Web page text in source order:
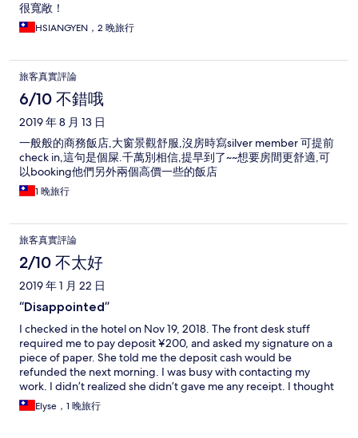
Never again this hotel.
很寬敞！
HSIANGYEN，2 晚旅行
旅客真實評論
6/10 不錯哦
2019 年 8 月 13 日
一般般的商務飯店,大窗景觀舒服,沒房時寫silver member 可提前
check in,這句是個屎.千萬別相信,提早到了~~想要房間更舒適,可
以booking他們另外兩個高價一些的飯店
1 晚旅行
旅客真實評論
2/10 不太好
2019 年 1 月 22 日
“Disappointed”
I checked in the hotel on Nov 19, 2018. The front desk stuff
required me to pay deposit ¥200, and asked my signature on a
piece of paper. She told me the deposit cash would be
refunded the next morning. I was busy with contacting my
work. I didn’t realized she didn’t gave me any receipt. I thought
about it later on, but kept busy later on and didn’t realized the
deposit was never refund to me. I found out my shortage of
Elyse，1 晚旅行